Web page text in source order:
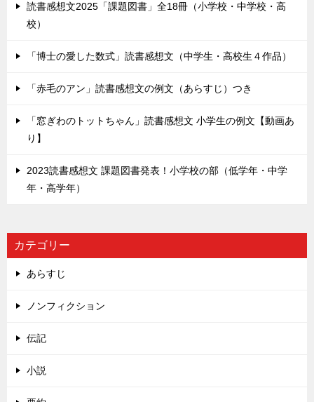
読書感想文2025「課題図書」全18冊（小学校・中学校・高
校）
「博士の愛した数式」読書感想文（中学生・高校生４作品）
「赤毛のアン」読書感想文の例文（あらすじ）つき
「窓ぎわのトットちゃん」読書感想文 小学生の例文【動画あ
り】
2023読書感想文 課題図書発表！小学校の部（低学年・中学
年・高学年）
カテゴリー
あらすじ
ノンフィクション
伝記
小説